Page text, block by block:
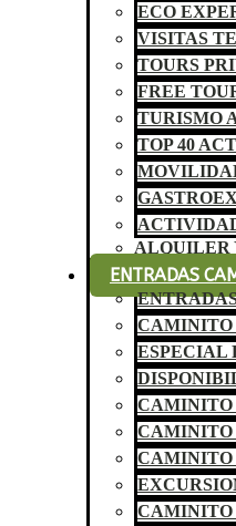
ECO
VISITAS
TOURS
FREE
TURISMO
TOP 40
ALQUILER
ENTRADAS
CAMINITO
ESPECIAL
CAMINITO
CAMINITO
CAMINITO
CAMINITO